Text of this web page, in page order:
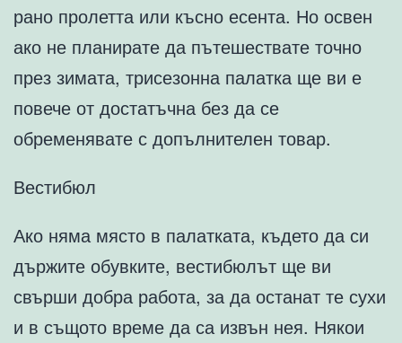
рано пролетта или късно есента. Но освен
ако не планирате да пътешествате точно
през зимата, трисезонна палатка ще ви е
повече от достатъчна без да се
обременявате с допълнителен товар.
Вестибюл
Ако няма място в палатката, където да си
държите обувките, вестибюлът ще ви
свърши добра работа, за да останат те сухи
и в същото време да са извън нея. Някои